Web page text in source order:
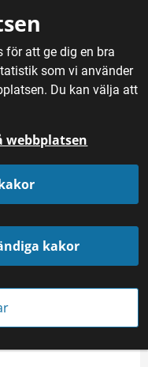
för att ge dig en bra
som vi använder
Du kan välja att
webbplatsen
kakor
projekt / Smaka på
lockar turister och
–
lokala